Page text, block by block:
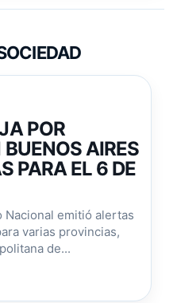
POR
AIRES
PARA EL 6 DE
emitió alertas
varias provincias,
de...